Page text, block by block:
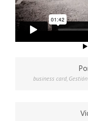
business card